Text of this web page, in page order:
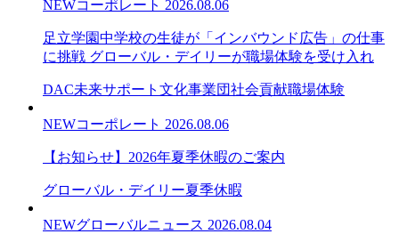
NEWコーポレート 2026.08.06
足立学園中学校の生徒が「インバウンド広告」の仕事
に挑戦 グローバル・デイリーが職場体験を受け入れ
DAC未来サポート文化事業団社会貢献職場体験
NEWコーポレート 2026.08.06
【お知らせ】2026年夏季休暇のご案内
グローバル・デイリー夏季休暇
NEWグローバルニュース 2026.08.04